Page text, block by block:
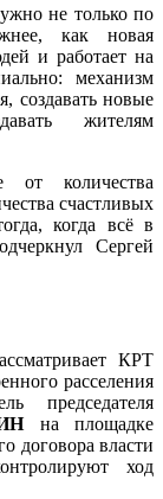
не только по
как новая
и работает на
механизм
создавать новые
жителям
от количества
счастливых
когда всё в
Сергей
КРТ
расселения
председателя
на площадке
договора власти
ход